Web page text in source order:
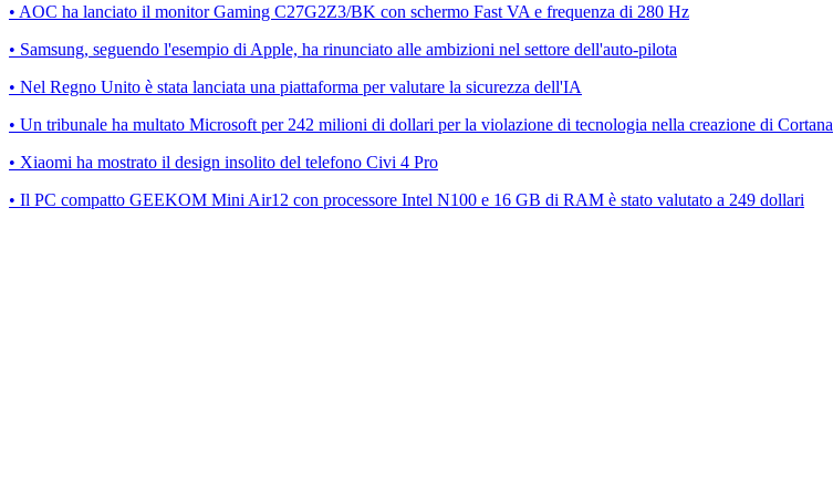
• AOC ha lanciato il monitor Gaming C27G2Z3/BK con schermo Fast VA e frequenza di 280 Hz
• Samsung, seguendo l'esempio di Apple, ha rinunciato alle ambizioni nel settore dell'auto-pilota
• Nel Regno Unito è stata lanciata una piattaforma per valutare la sicurezza dell'IA
• Un tribunale ha multato Microsoft per 242 milioni di dollari per la violazione di tecnologia nella creazione di Cortana
• Xiaomi ha mostrato il design insolito del telefono Civi 4 Pro
• Il PC compatto GEEKOM Mini Air12 con processore Intel N100 e 16 GB di RAM è stato valutato a 249 dollari